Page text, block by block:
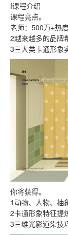
I课程介绍
课程亮点。
老师：500万+热
2越来越多的品牌
3三大类卡通形象
你将获得。
1动物、人物、抽
2卡通形象特征提
3三维光影道染技